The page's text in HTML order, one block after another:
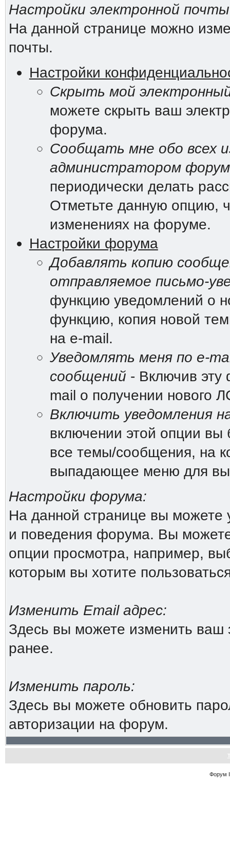
Настройки электронной
На данной странице можно
почты.
Настройки
Скрыть мой
можете скрыть ваш
форума.
Сообщать мне обо всех
администратором
периодически делать
Отметьте данную опцию,
изменениях на форуме.
Настройки форума
Добавлять копию
отправляемое письмо-
функцию уведомлений о
функцию, копия новой
на e-mail.
Уведомлять меня по e-
сообщений - Включив
mail о получении нового
Включить уведомления
включении этой опции вы
все темы/сообщения, на
выпадающее меню для
Настройки форума:
На данной странице вы можете
и поведения форума. Вы
опции просмотра, например,
которым вы хотите
Изменить Email адрес:
Здесь вы можете изменить ваш
ранее.
Изменить пароль:
Здесь вы можете обновить
авторизации на форум.
Форум